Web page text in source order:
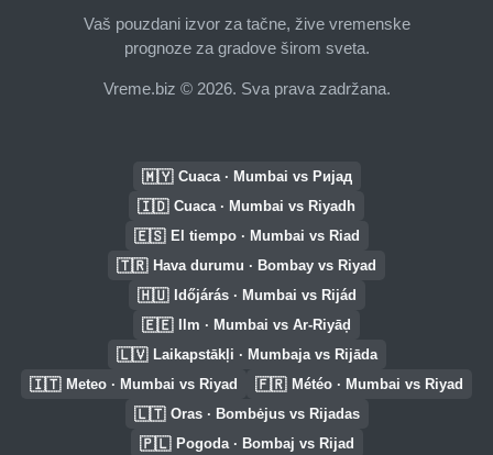
Vaš pouzdani izvor za tačne, žive vremenske
prognoze za gradove širom sveta.
Vreme.biz © 2026. Sva prava zadržana.
🇲🇾 Cuaca · Mumbai vs Ријад
🇮🇩 Cuaca · Mumbai vs Riyadh
🇪🇸 El tiempo · Mumbai vs Riad
🇹🇷 Hava durumu · Bombay vs Riyad
🇭🇺 Időjárás · Mumbai vs Rijád
🇪🇪 Ilm · Mumbai vs Ar-Riyāḑ
🇱🇻 Laikapstākļi · Mumbaja vs Rijāda
🇮🇹 Meteo · Mumbai vs Riyad 🇫🇷 Météo · Mumbai vs Riyad
🇱🇹 Oras · Bombėjus vs Rijadas
🇵🇱 Pogoda · Bombaj vs Rijad